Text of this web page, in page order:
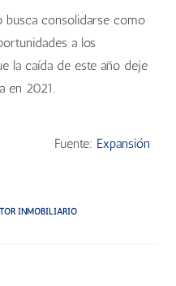
busca consolidarse como
a los
la caída de este año deje
en 2021.
Fuente: Expansión
INMOBILIARIO